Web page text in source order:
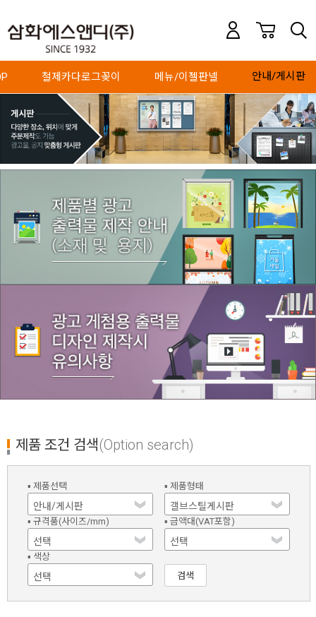
철제카다로그꽂이 메뉴/이젤판넬 안내/게시판
제품 조건 검색(Option search)
▪ 제품선택 ▪ 제품형태
▪ 규격품(사이즈/mm) ▪ 금액대(VAT포함)
▪ 색상
검색